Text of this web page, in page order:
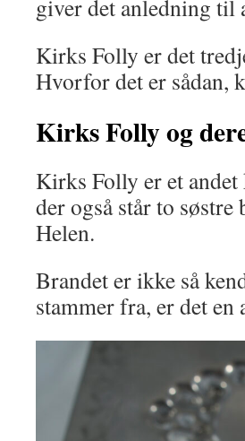
giver det anledning til
Kirks Folly er det
Hvorfor det er sådan,
Kirks Folly og
Kirks Folly er et
der også står to
Helen.
Brandet er ikke så
stammer fra, er det en